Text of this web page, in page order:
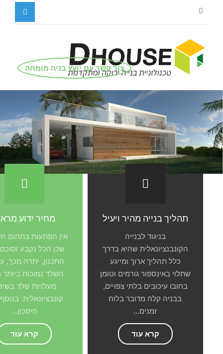
צור קשר עם יועץ בניה מומחה
תהליך בנייה מהיר ויעיל
בניגוד לבנייה
הקונבנציונאלית שהיא בדרך
כלל תהליך ארוך ומייגע
שתלוי באינספור גורמים וטומן
בחובו עיכובים בלתי צפויים,
בבניה קלה מדובר בלוח
זמנים...
קרא עוד
מחיר ידוע
אין הפתעות בתחום
שכן הכל נקבע
התכנון, יתרה מכך,
השלד נמוכות ביותר
מעלויות שלד
קונבציונאלית.
חיסכון...
קרא עוד